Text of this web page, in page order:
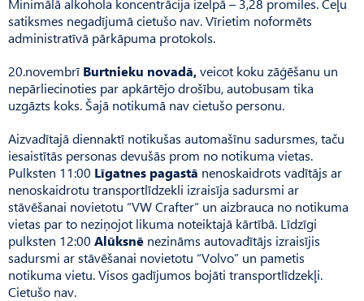
Minimālā alkohola koncentrācija izelpā – 3,28 promiles. Ceļu
satiksmes negadījumā cietušo nav. Vīrietim noformēts
administratīvā pārkāpuma protokols.
20.novembrī Burtnieku novadā,veicot koku zāģēšanu un
nepārliecinoties par apkārtējo drošību, autobusam tika
uzgāzts koks. Šajā notikumā nav cietušo personu.
Aizvadītajā diennaktī notikušas automašīnu sadursmes, taču
iesaistītās personas devušās prom no notikuma vietas.
Pulksten 11:00 Līgatnes pagastā nenoskaidrots vadītājs ar
nenoskaidrotu transportlīdzekli izraisīja sadursmi ar
stāvēšanai novietotu “VW Crafter” un aizbrauca no notikuma
vietas par to neziņojot likuma noteiktajā kārtībā. Līdzīgi
pulksten 12:00 Alūksnē nezināms autovadītājs izraisījis
sadursmi ar stāvēšanai novietotu “Volvo” un pametis
notikuma vietu. Visos gadījumos bojāti transportlīdzekļi.
Cietušo nav.